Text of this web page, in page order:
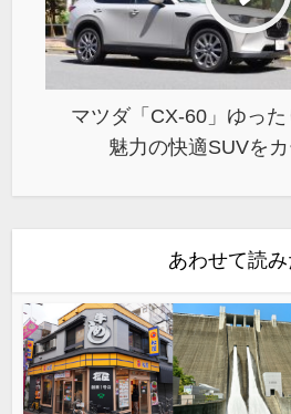
マツダ「CX-60」ゆっ
魅力の快適SUVを
あわせて読